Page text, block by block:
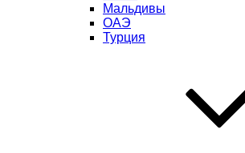
Мальдивы
ОАЭ
Турция